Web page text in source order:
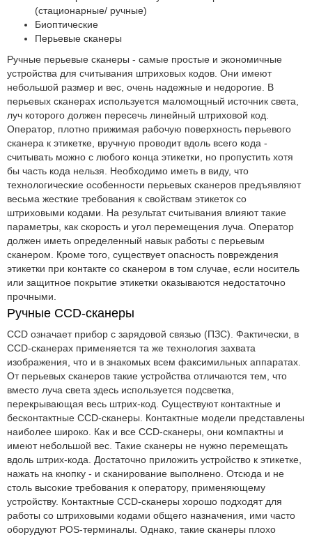
(стационарные/ ручные)
Биоптические
Перьевые сканеры
Ручные перьевые сканеры - самые простые и экономичные
устройства для считывания штриховых кодов. Они имеют
небольшой размер и вес, очень надежные и недорогие. В
перьевых сканерах используется маломощный источник света,
луч которого должен пересечь линейный штриховой код.
Оператор, плотно прижимая рабочую поверхность перьевого
сканера к этикетке, вручную проводит вдоль всего кода -
считывать можно с любого конца этикетки, но пропустить хотя
бы часть кода нельзя. Необходимо иметь в виду, что
технологические особенности перьевых сканеров предъявляют
весьма жесткие требования к свойствам этикеток со
штриховыми кодами. На результат считывания влияют такие
параметры, как скорость и угол перемещения луча. Оператор
должен иметь определенный навык работы с перьевым
сканером. Кроме того, существует опасность повреждения
этикетки при контакте со сканером в том случае, если носитель
или защитное покрытие этикетки оказываются недостаточно
прочными.
Ручные CCD-сканеры
CCD означает прибор с зарядовой связью (ПЗС). Фактически, в
CCD-сканерах применяется та же технология захвата
изображения, что и в знакомых всем факсимильных аппаратах.
От перьевых сканеров такие устройства отличаются тем, что
вместо луча света здесь используется подсветка,
перекрывающая весь штрих-код. Существуют контактные и
бесконтактные CCD-сканеры. Контактные модели представлены
наиболее широко. Как и все CCD-сканеры, они компактны и
имеют небольшой вес. Такие сканеры не нужно перемещать
вдоль штрих-кода. Достаточно приложить устройство к этикетке,
нажать на кнопку - и сканирование выполнено. Отсюда и не
столь высокие требования к оператору, применяющему
устройству. Контактные CCD-сканеры хорошо подходят для
работы со штриховыми кодами общего назначения, ими часто
оборудуют POS-терминалы. Однако, такие сканеры плохо